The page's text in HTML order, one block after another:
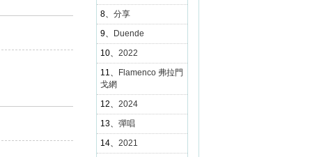
8、 分享
9、
Duende
10、 2022
11、
Flamenco 弗拉門
戈網
12、 2024
13、 彈唱
14、 2021